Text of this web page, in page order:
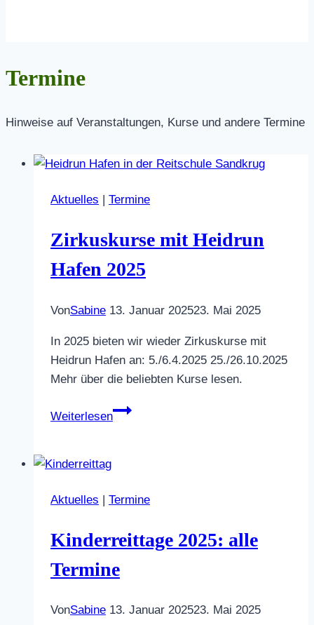
Termine
Hinweise auf Veranstaltungen, Kurse und andere Termine
Aktuelles | Termine
Zirkuskurse mit Heidrun
Hafen 2025
VonSabine 13. Januar 202523. Mai 2025
In 2025 bieten wir wieder Zirkuskurse mit
Heidrun Hafen an: 5./6.4.2025 25./26.10.2025
Mehr über die beliebten Kurse lesen.
Weiterlesen
Zirkuskurse
Aktuelles | Termine
Kinderreittage 2025: alle
Termine
VonSabine 13. Januar 202523. Mai 2025